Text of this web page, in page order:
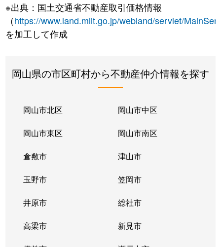
※出典：国土交通省不動産取引価格情報
（https://www.land.mlit.go.jp/webland/servlet/
を加工して作成
岡山県の市区町村から不動産仲介情報を探す
岡山市北区 岡山市中区
岡山市東区 岡山市南区
倉敷市 津山市
玉野市 笠岡市
井原市 総社市
高梁市 新見市